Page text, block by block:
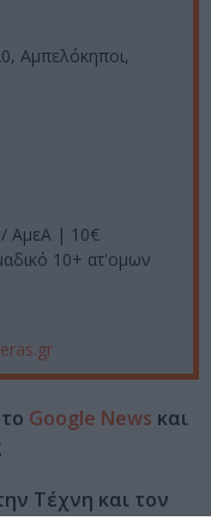
Αμπελόκηποι,
ΑμεΑ | 10€
10+ ατ'ομων
Google News και
Τέχνη και τον